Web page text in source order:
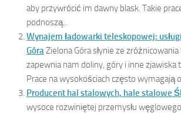
aby przywrócić im dawny blask. Takie
podnoszą...
Wynajem ładowarki teleskopowej:
Góra Zielona Góra słynie ze
zapewnia nam doliny, góry i inne zjawiska
Prace na wysokościach często wymagają
Producent hal stalowych, hale stalowe
wysoce rozwiniętej przemysłu